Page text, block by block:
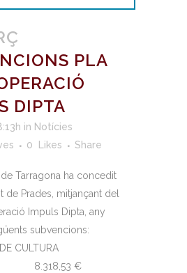
PLA
DIPTA
in Notícies
0 Likes Share
de Tarragona ha concedit
de Prades, mitjançant del
Impuls Dipta, any
subvencions:
DE CULTURA
€